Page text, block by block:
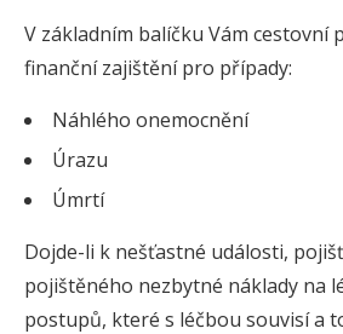
V základním balíčku Vám cestovní
finanční zajištění pro případy:
Náhlého onemocnění
Úrazu
Úmrtí
Dojde-li k nešťastné události,
pojištěného nezbytné náklady na
postupů, které s léčbou souvisí a